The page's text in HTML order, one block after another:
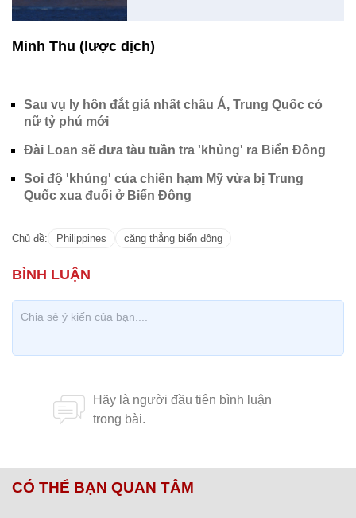
Minh Thu (lược dịch)
Sau vụ ly hôn đắt giá nhất châu Á, Trung Quốc có
nữ tỷ phú mới
Đài Loan sẽ đưa tàu tuần tra 'khủng' ra Biển Đông
Soi độ 'khủng' của chiến hạm Mỹ vừa bị Trung
Quốc xua đuổi ở Biển Đông
Chủ đề: Philippines căng thẳng biển đông
CÓ THỂ BẠN QUAN TÂM